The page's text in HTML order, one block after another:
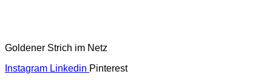
Goldener Strich im Netz
Instagram Linkedin Pinterest